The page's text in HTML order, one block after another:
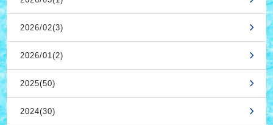
2026/02(3)
2026/01(2)
2025(50)
2024(30)